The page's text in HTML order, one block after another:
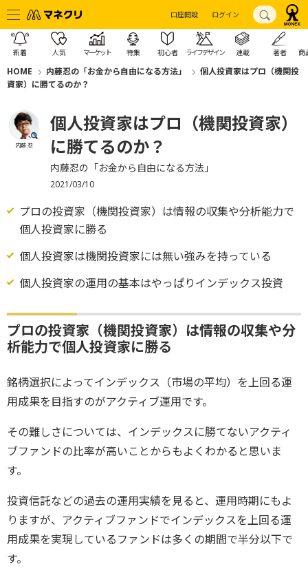
口座開設 ログイン
新着 人気 マーケット 特集 初心者 ライフデザイン 連載 著者 商
HOME 内藤忍の「お金から自由になる方法」
個人投資家はプロ（機関投
資家）に勝てるのか？
内藤 忍
個人投資家はプロ（機関投資家）
に勝てるのか？
内藤忍の「お金から自由になる方法」
2021/03/10
プロの投資家（機関投資家）は情報の収集や分析能力で
個人投資家に勝る
個人投資家は機関投資家には無い強みを持っている
個人投資家の運用の基本はやっぱりインデックス投資
プロの投資家（機関投資家）は情報の収集や分
析能力で個人投資家に勝る
銘柄選択によってインデックス（市場の平均）を上回る運
用成果を目指すのがアクティブ運用です。
その難しさについては、インデックスに勝てないアクティ
ブファンドの比率が高いことからもよくわかると思いま
す。
投資信託などの過去の運用実績を見ると、運用時期にもよ
りますが、アクティブファンドでインデックスを上回る運
用成果を実現しているファンドは多くの期間で半分以下で
す。